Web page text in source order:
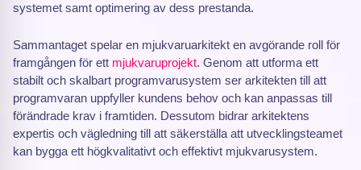
systemet samt optimering av dess prestanda.
Sammantaget spelar en mjukvaruarkitekt en avgörande roll för
framgången för ett mjukvaruprojekt. Genom att utforma ett
stabilt och skalbart programvarusystem ser arkitekten till att
programvaran uppfyller kundens behov och kan anpassas till
förändrade krav i framtiden. Dessutom bidrar arkitektens
expertis och vägledning till att säkerställa att utvecklingsteamet
kan bygga ett högkvalitativt och effektivt mjukvarusystem.